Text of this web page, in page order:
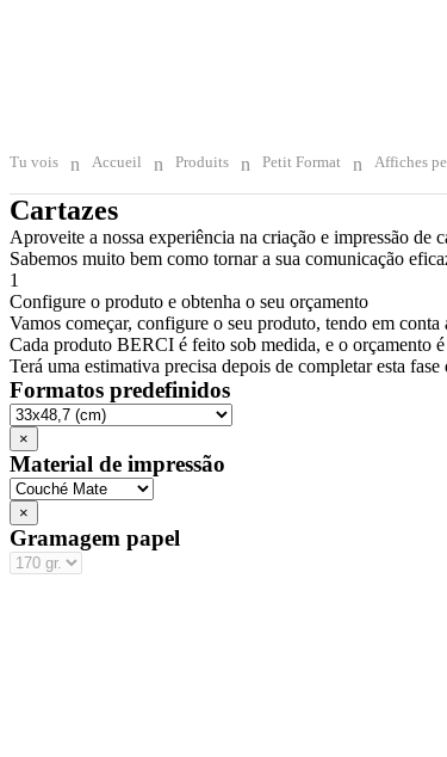
Tu vois Accueil Produits Petit Format Affiches
Cartazes
Aproveite a nossa experiência na criação e impressão de
Sabemos muito bem como tornar a sua comunicação
1
Configure o produto e obtenha o seu orçamento
Vamos começar, configure o seu produto, tendo em conta
Cada produto BERCI é feito sob medida, e o orçamento
Terá uma estimativa precisa depois de completar esta
Formatos predefinidos
×
Material de impressão
×
Gramagem papel